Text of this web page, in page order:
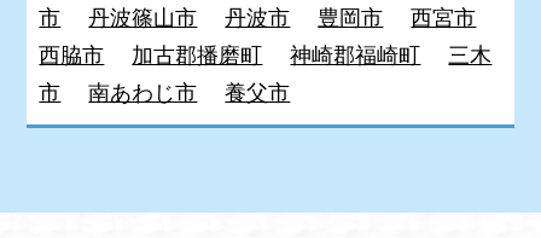
市
丹波篠山市 丹波市 豊岡市
西宮市
西脇市
加古郡播磨町 神崎郡福崎町
三木
市
南あわじ市 養父市